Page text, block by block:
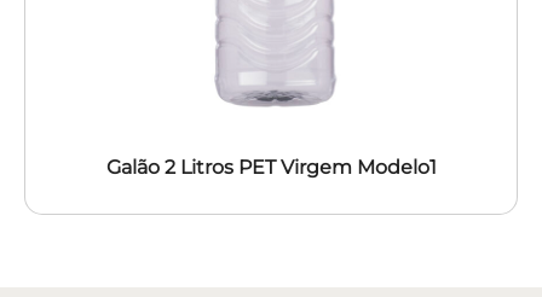
Galão 2 Litros PET Virgem Modelo1